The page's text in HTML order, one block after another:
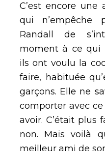
C’est encore une
qui n’empêche
Randall de
moment à ce qui
ils ont voulu la
faire, habituée
garçons. Elle ne
comporter avec
avoir. C’était plus
non. Mais voilà
meilleur ami de